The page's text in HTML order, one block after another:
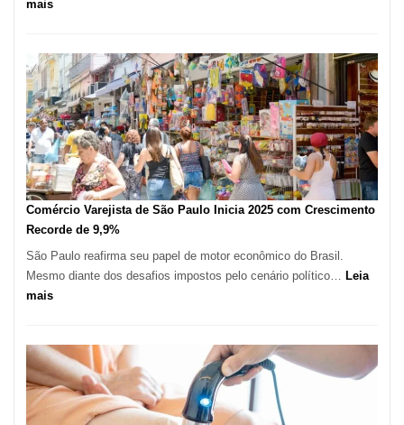
Seade
mais:
R$
1,7
Milhão
com
Restaurante
em
São
Paulo
Comércio Varejista de São Paulo Inicia 2025 com Crescimento
Recorde de 9,9%
São Paulo reafirma seu papel de motor econômico do Brasil.
Mesmo diante dos desafios impostos pelo cenário político… Leia
mais:
de
São
Paulo
Inicia